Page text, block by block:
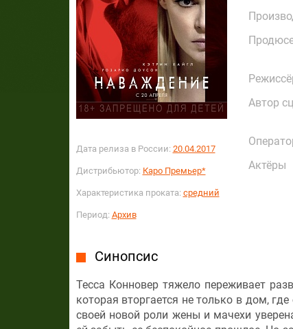
Дата релиза в России: 20.04.2017
Дистрибьютор: Каро Премьер*
Характеристика проката: средний
Период: Архив
Автор
Актёры
Синопсис
Тесса Конновер тяжело переживает
которая вторгается не только в дом,
своей новой роли жены и мачехи